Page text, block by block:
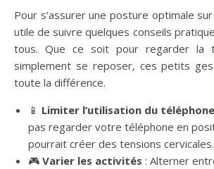
Pour s’assurer une posture optimale
utile de suivre quelques conseils
tous. Que ce soit pour regarder la
simplement se reposer, ces petits
toute la différence.
📱 Limiter l’utilisation du téléphone
pas regarder votre téléphone en
pourrait créer des tensions cervicales.
🎮 Varier les activités : Alterner